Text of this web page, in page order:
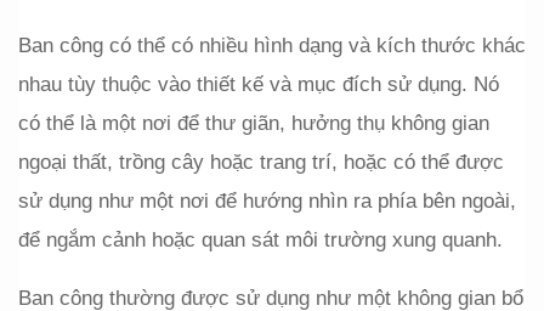
Ban công có thể có nhiều hình dạng và kích thước khác
nhau tùy thuộc vào thiết kế và mục đích sử dụng. Nó
có thể là một nơi để thư giãn, hưởng thụ không gian
ngoại thất, trồng cây hoặc trang trí, hoặc có thể được
sử dụng như một nơi để hướng nhìn ra phía bên ngoài,
để ngắm cảnh hoặc quan sát môi trường xung quanh.
Ban công thường được sử dụng như một không gian bổ